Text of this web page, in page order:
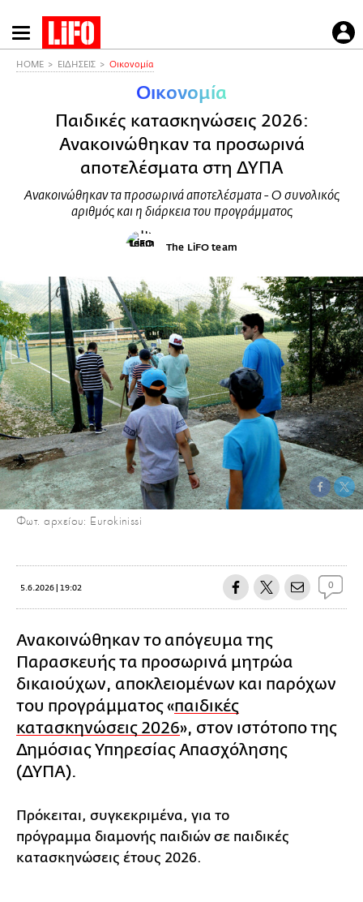
Παράκαμψη
προς
HOME ΕΙΔΗΣΕΙΣ Οικονομία
Οικονομία
Παιδικές κατασκηνώσεις 2026:
Ανακοινώθηκαν τα προσωρινά
αποτελέσματα στη ΔΥΠΑ
Ανακοινώθηκαν τα προσωρινά αποτελέσματα - Ο συνολικός
αριθμός και η διάρκεια του προγράμματος
The LiFO team
Φωτ. αρχείου: Eurokinissi
5.6.2026 | 19:02 0
Ανακοινώθηκαν το απόγευμα της
Παρασκευής τα προσωρινά μητρώα
δικαιούχων, αποκλειομένων και παρόχων
του προγράμματος «παιδικές
κατασκηνώσεις 2026», στον ιστότοπο της
Δημόσιας Υπηρεσίας Απασχόλησης
(ΔΥΠΑ).
Πρόκειται, συγκεκριμένα, για το
πρόγραμμα διαμονής παιδιών σε παιδικές
κατασκηνώσεις έτους 2026.